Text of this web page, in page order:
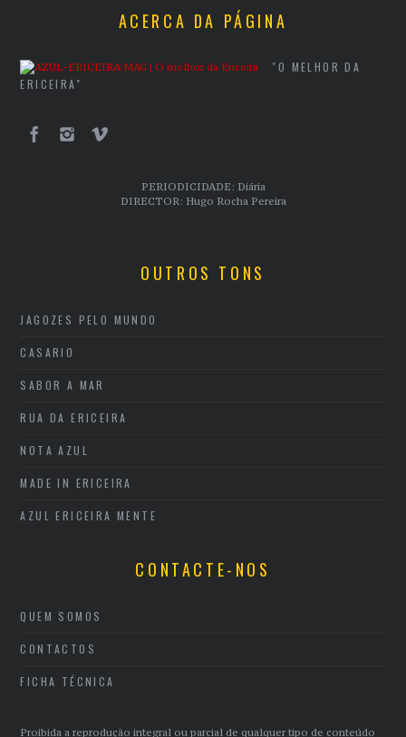
ACERCA DA PÁGINA
"O MELHOR DA
ERICEIRA"
PERIODICIDADE: Diária
DIRECTOR: Hugo Rocha Pereira
OUTROS TONS
JAGOZES PELO MUNDO
CASARIO
SABOR A MAR
RUA DA ERICEIRA
NOTA AZUL
MADE IN ERICEIRA
AZUL ERICEIRA MENTE
CONTACTE-NOS
QUEM SOMOS
CONTACTOS
FICHA TÉCNICA
Proibida a reprodução integral ou parcial de qualquer tipo de conteúdo